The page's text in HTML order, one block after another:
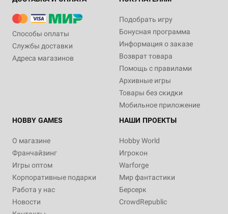
Способы оплаты
Службы доставки
Адреса магазинов
Подобрать игру
Бонусная программа
Информация о заказе
Возврат товара
Помощь с правилами
Архивные игры
Товары без скидки
Мобильное приложение
HOBBY GAMES
О магазине
Франчайзинг
Игры оптом
Корпоративные подарки
Работа у нас
Новости
НАШИ ПРОЕКТЫ
Hobby World
Игрокон
Warforge
Мир фантастики
Берсерк
CrowdRepublic